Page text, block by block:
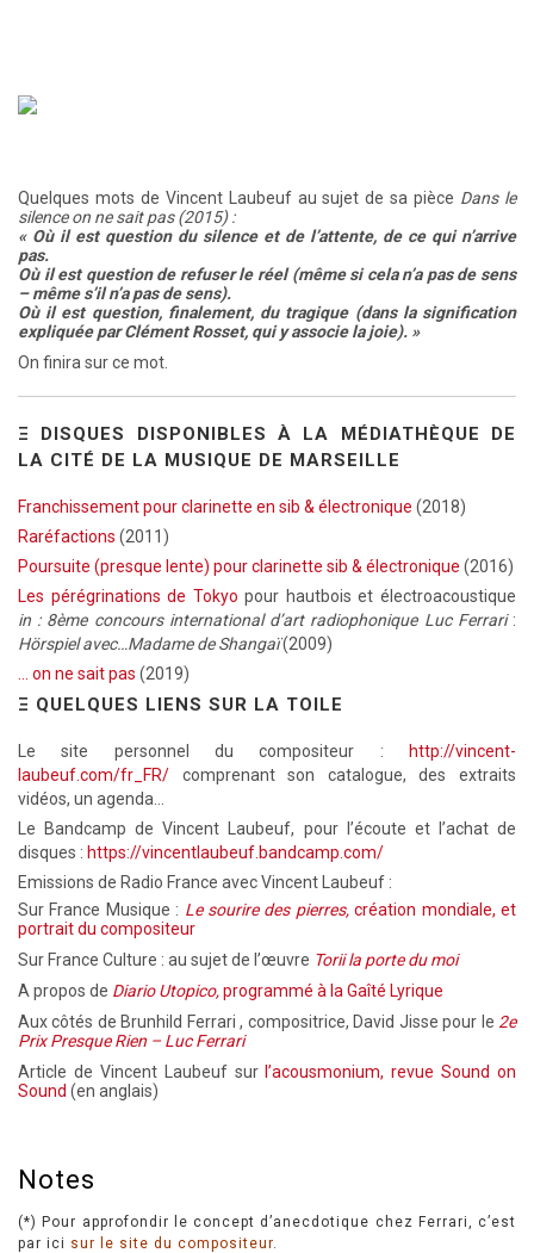
Quelques mots de Vincent Laubeuf au sujet de sa pièce Dans le
silence on ne sait pas (2015) :
« Où il est question du silence et de l’attente, de ce qui n’arrive
pas.
Où il est question de refuser le réel (même si cela n’a pas de sens
– même s’il n’a pas de sens).
Où il est question, finalement, du tragique (dans la signification
expliquée par Clément Rosset, qui y associe la joie). »
On finira sur ce mot.
Ξ DISQUES DISPONIBLES À LA MÉDIATHÈQUE DE
LA CITÉ DE LA MUSIQUE DE MARSEILLE
Franchissement pour clarinette en sib & électronique (2018)
Raréfactions (2011)
Poursuite (presque lente) pour clarinette sib & électronique (2016)
Les pérégrinations de Tokyo pour hautbois et électroacoustique
in : 8ème concours international d’art radiophonique Luc Ferrari:
Hörspiel avec…Madame de Shangaï(2009)
… on ne sait pas (2019)
Ξ QUELQUES LIENS SUR LA TOILE
Le site personnel du compositeur :
http://vincent-
laubeuf.com/fr_FR/ comprenant son catalogue, des extraits
vidéos, un agenda…
Le Bandcamp de Vincent Laubeuf, pour l’écoute et l’achat de
disques : https://vincentlaubeuf.bandcamp.com/
Emissions de Radio France avec Vincent Laubeuf :
Sur France Musique : Le sourire des pierres,création mondiale, et
portrait du compositeur
Sur France Culture : au sujet de l’œuvre Torii la porte du moi
A propos de Diario Utopico,programmé à la Gaîté Lyrique
Aux côtés de Brunhild Ferrari , compositrice, David Jisse pour le 2e
Prix Presque Rien – Luc Ferrari
Article de Vincent Laubeuf sur l’acousmonium, revue Sound on
Sound (en anglais)
Notes
(*) Pour approfondir le concept d’anecdotique chez Ferrari, c’est
par ici sur le site du compositeur.